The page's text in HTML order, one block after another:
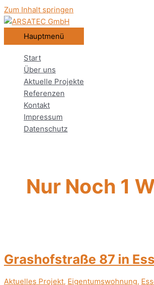
Zum Inhalt springen
Hauptmenü
Start
Über uns
Aktuelle Projekte
Referenzen
Kontakt
Impressum
Datenschutz
Nur Noch 1
Grashofstraße 87 in
Aktuelles Projekt, Eigentumswohnung,